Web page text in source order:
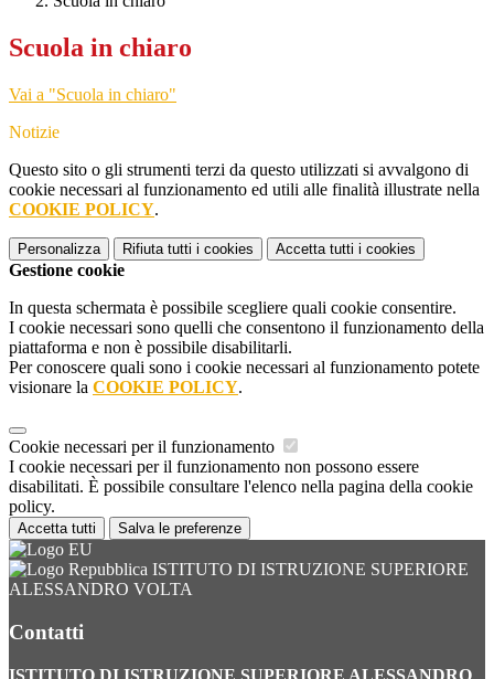
Scuola in chiaro
Vai a "Scuola in chiaro"
Notizie
Questo sito o gli strumenti terzi da questo utilizzati si avvalgono di
cookie necessari al funzionamento ed utili alle finalità illustrate nella
COOKIE POLICY.
Personalizza Rifiuta tutti i cookies Accetta tutti i cookies
Gestione cookie
In questa schermata è possibile scegliere quali cookie consentire.
I cookie necessari sono quelli che consentono il funzionamento della
piattaforma e non è possibile disabilitarli.
Per conoscere quali sono i cookie necessari al funzionamento potete
visionare la COOKIE POLICY.
Cookie necessari per il funzionamento
I cookie necessari per il funzionamento non possono essere
disabilitati. È possibile consultare l'elenco nella pagina della cookie
policy.
Accetta tutti Salva le preferenze
ISTITUTO DI ISTRUZIONE SUPERIORE
ALESSANDRO VOLTA
Contatti
ISTITUTO DI ISTRUZIONE SUPERIORE ALESSANDRO